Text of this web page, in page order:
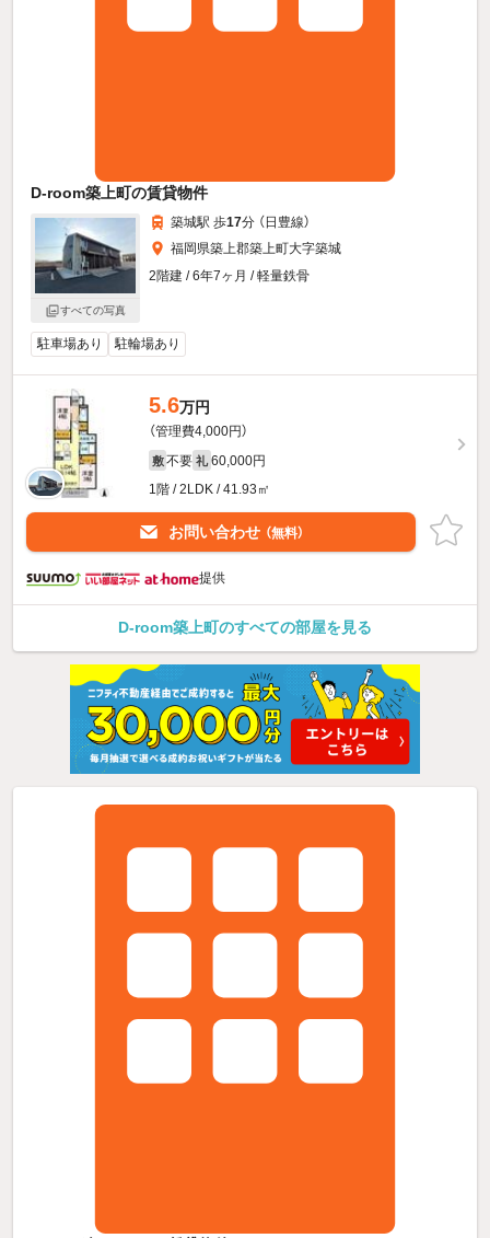
D-room築上町の賃貸物件
すべての写真
築城駅 歩17分 （日豊線）
福岡県築上郡築上町大字築城
2階建 / 6年7ヶ月 / 軽量鉄骨
駐車場あり 駐輪場あり
5.6万円
（管理費4,000円）
敷 不要 礼 60,000円
1階 / 2LDK / 41.93㎡
お問い合わせ （無料）
提供
D-room築上町のすべての部屋を見る